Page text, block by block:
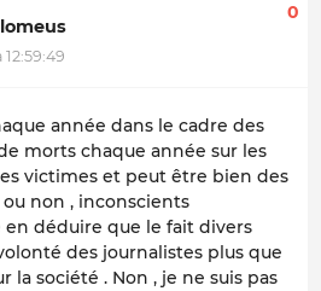
0
année dans le cadre des
morts chaque année sur les
victimes et peut être bien des
non , inconscients
déduire que le fait divers
des journalistes plus que
la société . Non , je ne suis pas